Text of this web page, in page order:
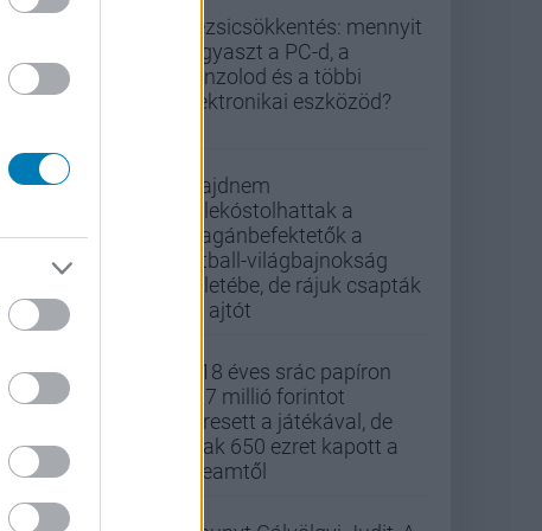
Rezsicsökkentés: mennyit
fogyaszt a PC-d, a
konzolod és a többi
elektronikai eszközöd?
Majdnem
belekóstolhattak a
magánbefektetők a
futball-világbajnokság
üzletébe, de rájuk csapták
az ajtót
A 18 éves srác papíron
437 millió forintot
keresett a játékával, de
csak 650 ezret kapott a
Steamtől